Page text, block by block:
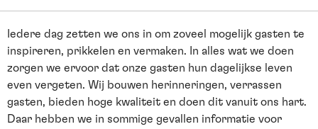
Iedere dag zetten we ons in om zoveel mogelijk gasten te
inspireren, prikkelen en vermaken. In alles wat we doen
zorgen we ervoor dat onze gasten hun dagelijkse leven
even vergeten. Wij bouwen herinneringen, verrassen
gasten, bieden hoge kwaliteit en doen dit vanuit ons hart.
Daar hebben we in sommige gevallen informatie voor